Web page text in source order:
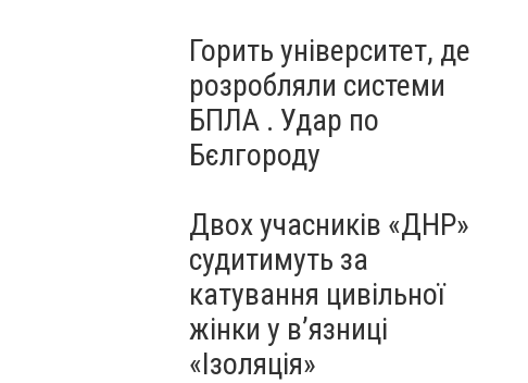
Горить університет, де
розробляли системи
БПЛА . Удар по
Бєлгороду
Двох учасників «ДНР»
судитимуть за
катування цивільної
жінки у в’язниці
«Ізоляція»